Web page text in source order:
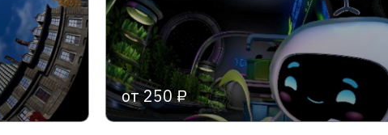
от 250 ₽